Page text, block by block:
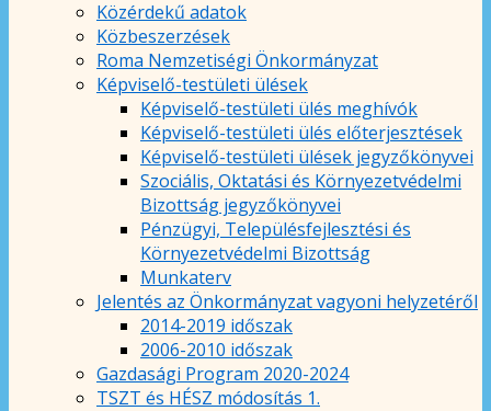
Közérdekű adatok
Közbeszerzések
Roma Nemzetiségi Önkormányzat
Képviselő-testületi ülések
Képviselő-testületi ülés meghívók
Képviselő-testületi ülés előterjesztések
Képviselő-testületi ülések jegyzőkönyvei
Szociális, Oktatási és Környezetvédelmi
Bizottság jegyzőkönyvei
Pénzügyi, Településfejlesztési és
Környezetvédelmi Bizottság
Munkaterv
Jelentés az Önkormányzat vagyoni helyzetéről
2014-2019 időszak
2006-2010 időszak
Gazdasági Program 2020-2024
TSZT és HÉSZ módosítás 1.